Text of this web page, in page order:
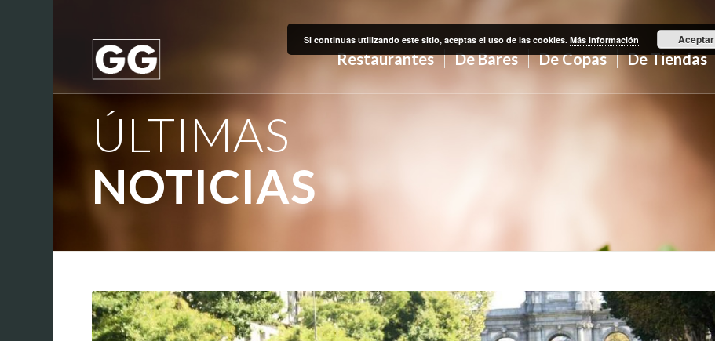
Restaurantes De Bares De Copas De Tiendas
ÚLTIMAS
NOTICIAS
Si continuas utilizando este sitio, aceptas el uso de las cookies. Más información Aceptar